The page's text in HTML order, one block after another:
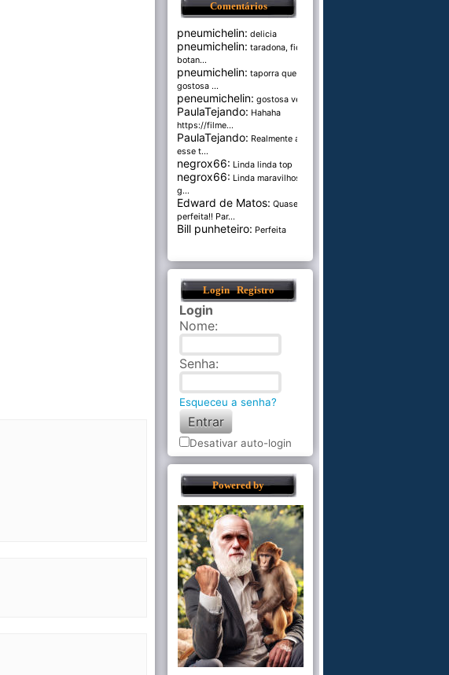
Comentários
pneumichelin: delicia
pneumichelin: taradona, fica
botan...
pneumichelin: taporra que
gostosa ...
peneumichelin: gostosa véia
PaulaTejando: Hahaha
https://filme...
PaulaTejando: Realmente amo
esse t...
negrox66: Linda linda top
negrox66: Linda maravilhosa,
g...
Edward de Matos: Quase
perfeita!! Par...
Bill punheteiro: Perfeita
Login Registro
Login
Nome:
Senha:
Esqueceu a senha?
Desativar auto-login
Powered by